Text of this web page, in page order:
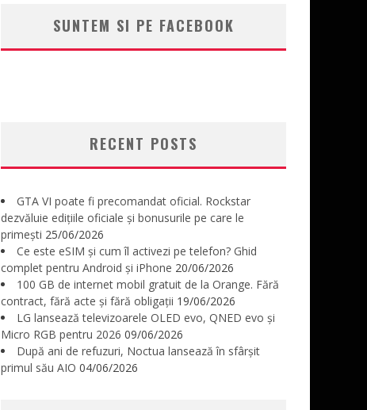
SUNTEM SI PE FACEBOOK
RECENT POSTS
GTA VI poate fi precomandat oficial. Rockstar
dezvăluie edițiile oficiale și bonusurile pe care le
primești 25/06/2026
Ce este eSIM și cum îl activezi pe telefon? Ghid
complet pentru Android și iPhone 20/06/2026
100 GB de internet mobil gratuit de la Orange. Fără
contract, fără acte și fără obligații 19/06/2026
LG lansează televizoarele OLED evo, QNED evo și
Micro RGB pentru 2026 09/06/2026
După ani de refuzuri, Noctua lansează în sfârșit
primul său AIO 04/06/2026